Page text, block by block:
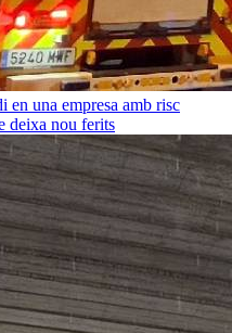
en una empresa amb risc
deixa nou ferits